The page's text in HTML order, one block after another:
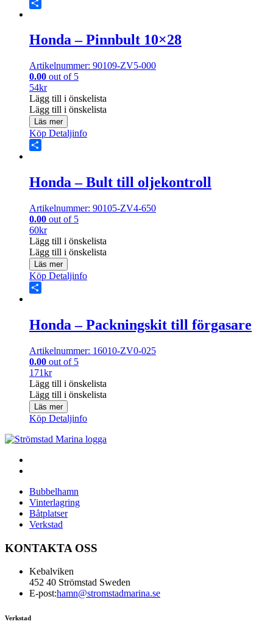
Honda – Pinnbult 10×28
Artikelnummer: 90109-ZV5-000
0.00 out of 5
54kr
Lägg till i önskelista
Lägg till i önskelista
Läs mer
Köp Detaljinfo
Honda – Bult till oljekontroll
Artikelnummer: 90105-ZV4-650
0.00 out of 5
60kr
Lägg till i önskelista
Lägg till i önskelista
Läs mer
Köp Detaljinfo
Honda – Packningskit till förgasare
Artikelnummer: 16010-ZV0-025
0.00 out of 5
171kr
Lägg till i önskelista
Lägg till i önskelista
Läs mer
Köp Detaljinfo
Bubbelhamn
Vinterlagring
Båtplatser
Verkstad
KONTAKTA OSS
Kebalviken
452 40 Strömstad Sweden
E-post:hamn@stromstadmarina.se
Verkstad